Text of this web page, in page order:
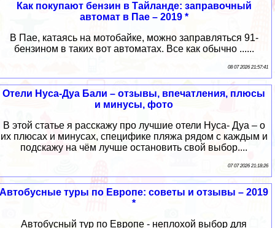
Как покупают бензин в Тайланде: заправочный
автомат в Пае – 2019 *
В Пае, катаясь на мотобайке, можно заправляться 91-
бензином в таких вот автоматах. Все как обычно ......
08 07 2026 21:57:41
Отели Нуса-Дуа Бали – отзывы, впечатления, плюсы
и минусы, фото
В этой статье я расскажу про лучшие отели Нуса- Дуа – о
их плюсах и минусах, специфике пляжа рядом с каждым и
подскажу на чём лучше остановить свой выбор....
07 07 2026 21:18:26
Автобусные туры по Европе: советы и отзывы – 2019
*
Автобусный тур по Европе - неплохой выбор для